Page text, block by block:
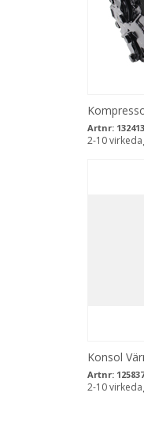
Artnr:
2-10
Konsol
Artnr:
2-10